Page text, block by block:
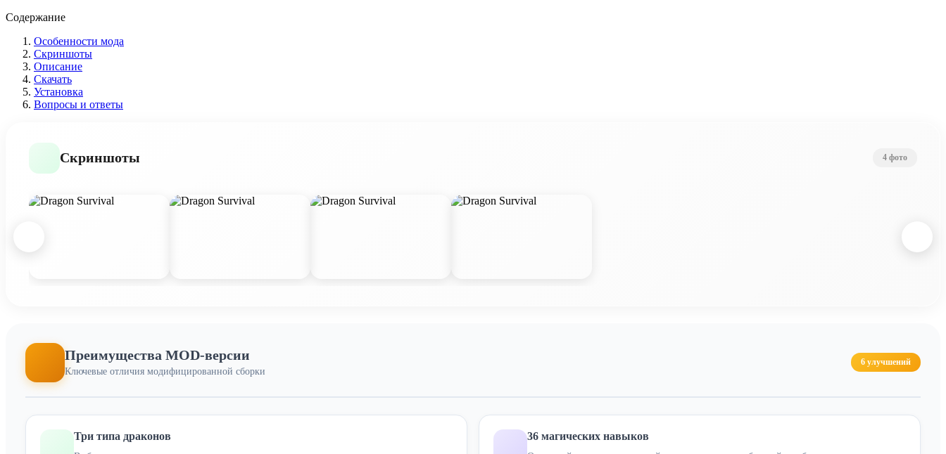
Содержание
Особенности мода
Скриншоты
Описание
Скачать
Установка
Вопросы и ответы
Скриншоты 4 фото
Преимущества MOD-версии
Ключевые отличия модифицированной сборки
6 улучшений
Три типа драконов 36 магических навыков